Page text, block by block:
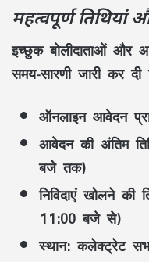
महत्वपूर्ण तिथियां
इच्छुकबोलीदाताओं और
समय-सारणीजारी कर
ऑनलाइन आवेदन
आवेदन की अंतिम
बजेतक)
निविदाएं खोलने की
11:00 बजेसे)
स्थान: कलेक्ट्रेट